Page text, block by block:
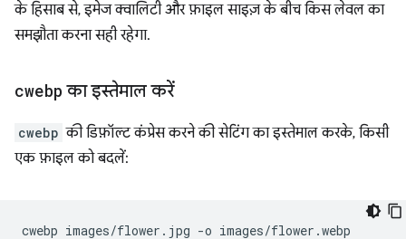
के हिसाब से, इमेज क्वालिटी और फ़ाइल साइज़ के बीच किस लेवल का
समझौता करना सही रहेगा.
cwebp का इस्तेमाल करें
cwebp की डिफ़ॉल्ट कंप्रेस करने की सेटिंग का इस्तेमाल करके, किसी
एक फ़ाइल को बदलें:
cwebp images/flower.jpg -o